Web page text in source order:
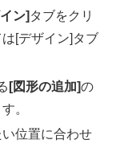
ン] タブをクリ
[デザイン]タブ
[図形の追加]の
。
位置に合わせ